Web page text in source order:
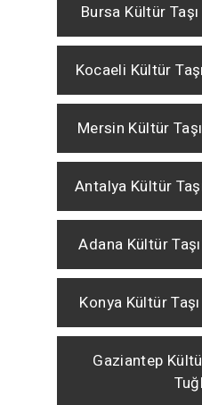
Bursa Kültür
Kocaeli Kültür
Mersin Kültür
Antalya Kültür
Adana Kültür
Konya Kültür
Gaziantep